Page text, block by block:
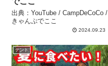
出典：YouTube / CampDeCoCo /
きゃんぷでここ
2024.09.23
テント